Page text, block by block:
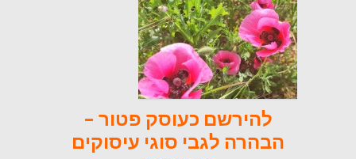
להירשם כעוסק פטור –
הבהרה לגבי סוגי עיסוקים